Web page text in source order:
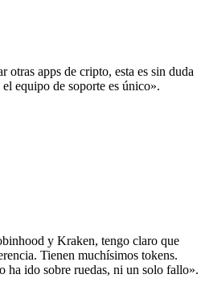
otras apps de cripto, esta es sin duda
equipo de soporte es único».
y Kraken, tengo claro que
Tienen muchísimos tokens.
ha ido sobre ruedas, ni un solo fallo».